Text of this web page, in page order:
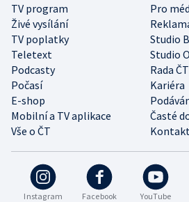
Instagram Facebook YouTube
TV program
Pro
Živé vysílání
TV poplatky
Studio
Teletext
Studio
Podcasty
Rada ČT
Počasí
Kariéra
E-shop
Mobilní a TV aplikace
Časté
Vše o ČT